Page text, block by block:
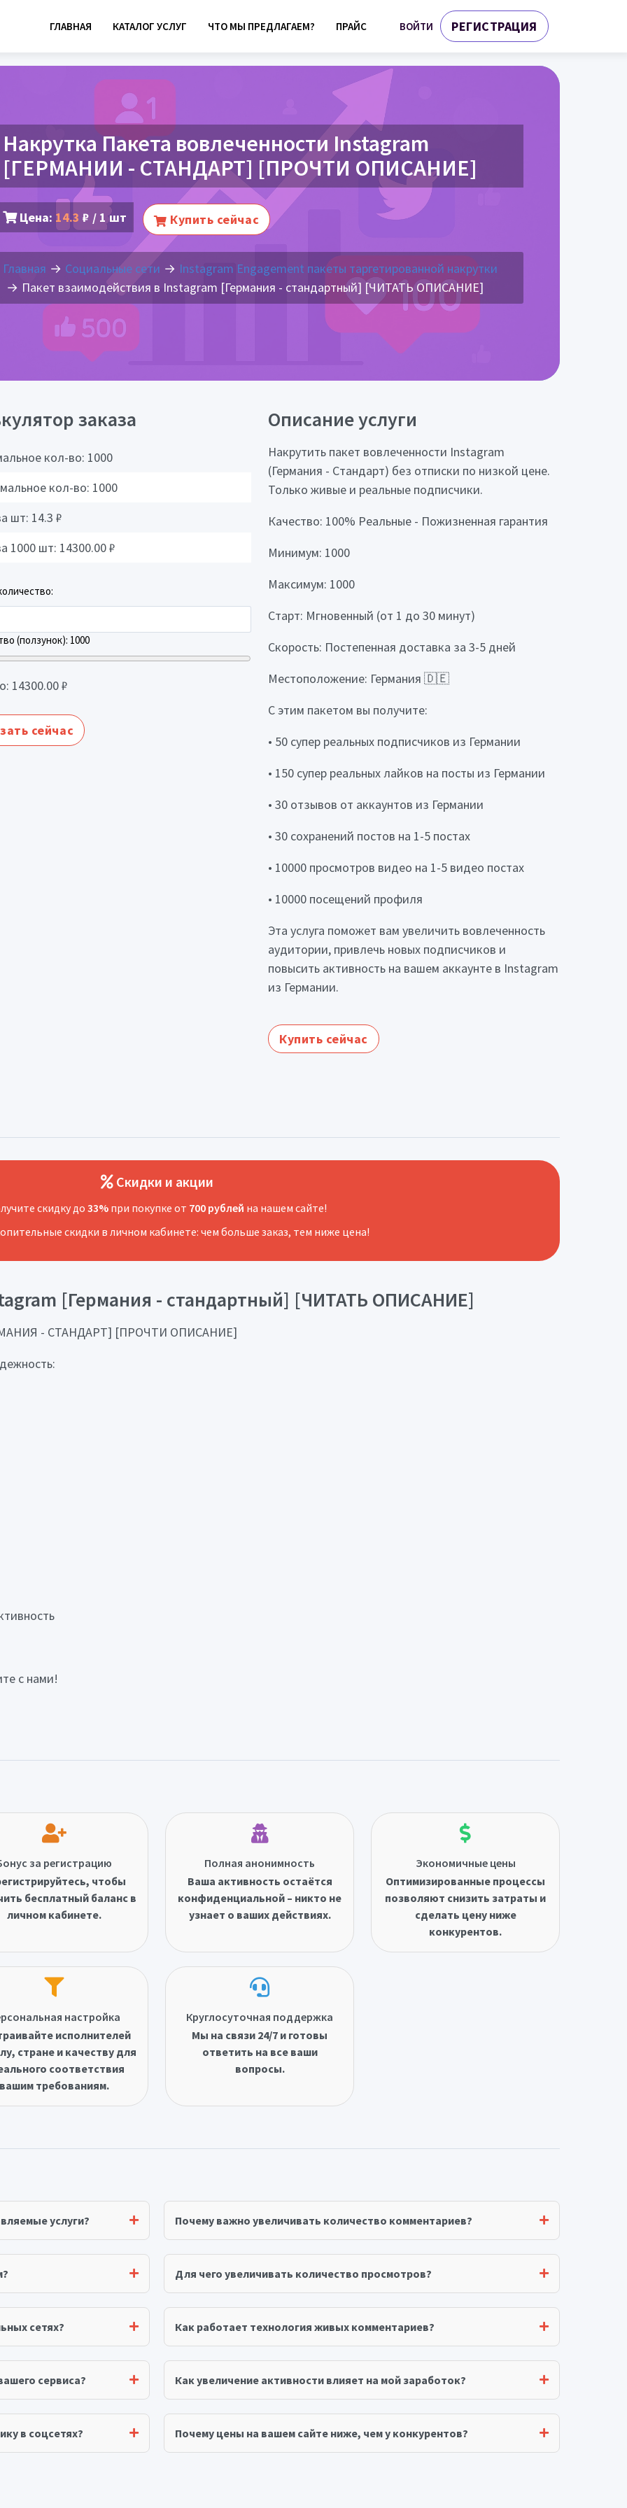
ГЛАВНАЯ КАТАЛОГ УСЛУГ ЧТО МЫ ПРЕДЛАГАЕМ? ПРАЙС ВОЙТИ РЕГИСТРАЦИЯ
Накрутка Пакета вовлеченности Instagram
[ГЕРМАНИИ - СТАНДАРТ] [ПРОЧТИ ОПИСАНИЕ]
Цена: 14.3 ₽ / 1 шт Купить сейчас
Главная Социальные сети
Instagram Engagement пакеты таргетированной накрутки
Пакет взаимодействия в Instagram [Германия - стандартный] [ЧИТАТЬ ОПИСАНИЕ]
заказа
кол-во: 1000
кол-во: 1000
шт: 14.3 ₽
1000 шт: 14300.00₽
(ползунок): 1000
14300.00₽
сейчас
Описание услуги
Накрутить пакет вовлеченности Instagram
(Германия - Стандарт) без отписки по низкой цене.
Только живые и реальные подписчики.
Качество: 100% Реальные - Пожизненная гарантия
Минимум: 1000
Максимум: 1000
Старт: Мгновенный (от 1 до 30 минут)
Скорость: Постепенная доставка за 3-5 дней
Местоположение: Германия 🇩🇪
С этим пакетом вы получите:
• 50 супер реальных подписчиков из Германии
• 150 супер реальных лайков на посты из Германии
• 30 отзывов от аккаунтов из Германии
• 30 сохранений постов на 1-5 постах
• 10000 просмотров видео на 1-5 видео постах
• 10000 посещений профиля
Эта услуга поможет вам увеличить вовлеченность
аудитории, привлечь новых подписчиков и
повысить активность на вашем аккаунте в Instagram
из Германии.
Купить сейчас
Скидки и акции
скидку до 33% при покупке от 700 рублей на нашем сайте!
скидки в личном кабинете: чем больше заказ, тем ниже цена!
[Германия - стандартный] [ЧИТАТЬ ОПИСАНИЕ]
- СТАНДАРТ] [ПРОЧТИ ОПИСАНИЕ]
с нами!
за регистрацию
чтобы
бесплатный баланс в
личном кабинете.
Полная анонимность
Ваша активность остаётся
конфиденциальной – никто не
узнает о ваших действиях.
Экономичные цены
Оптимизированные процессы
позволяют снизить затраты и
сделать цену ниже
конкурентов.
настройка
исполнителей
стране и качеству для
соответствия
вашим требованиям.
Круглосуточная поддержка
Мы на связи 24/7 и готовы
ответить на все ваши
вопросы.
услуги? Почему важно увеличивать количество комментариев?
Для чего увеличивать количество просмотров?
сетях? Как работает технология живых комментариев?
сервиса? Как увеличение активности влияет на мой заработок?
в соцсетях? Почему цены на вашем сайте ниже, чем у конкурентов?